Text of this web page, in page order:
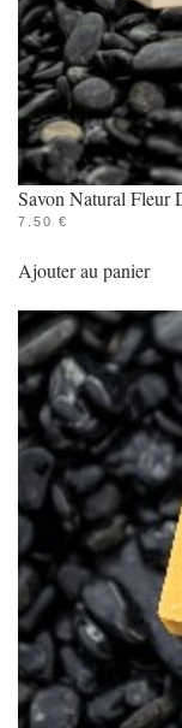
Savon Natural Fleur
7.50 €
Ajouter au panier